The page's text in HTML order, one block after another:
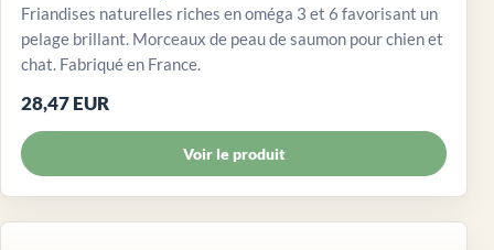
Friandises naturelles riches en oméga 3 et 6 favorisant un
pelage brillant. Morceaux de peau de saumon pour chien et
chat. Fabriqué en France.
28,47 EUR
Voir le produit